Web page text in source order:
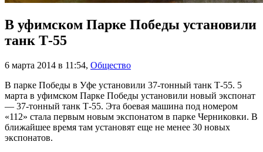
В уфимском Парке Победы установили
танк Т-55
6 марта 2014 в 11:54, Общество
В парке Победы в Уфе установили 37-тонный танк Т-55. 5
марта в уфимском Парке Победы установили новый экспонат
— 37-тонный танк Т-55. Эта боевая машина под номером
«112» стала первым новым экспонатом в парке Черниковки. В
ближайшее время там установят еще не менее 30 новых
экспонатов.